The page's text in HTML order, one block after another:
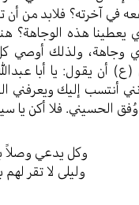
في آخرته؟ فلابد من أن
هذه الوجاهة؟
ولذلك أوصي
أن يقول: يا أبا
أنتسب إليك ويعرفني
الحسيني. فلا أكن يا
وكل يدعي وصلاً
وليلى لا تقر لهم